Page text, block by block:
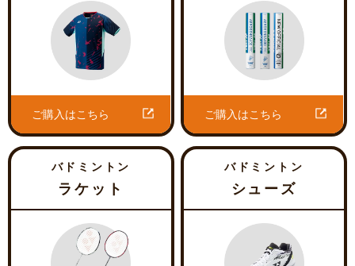
ご購入はこちら ご購入はこちら
バドミントン
ラケット
バドミントン
シューズ